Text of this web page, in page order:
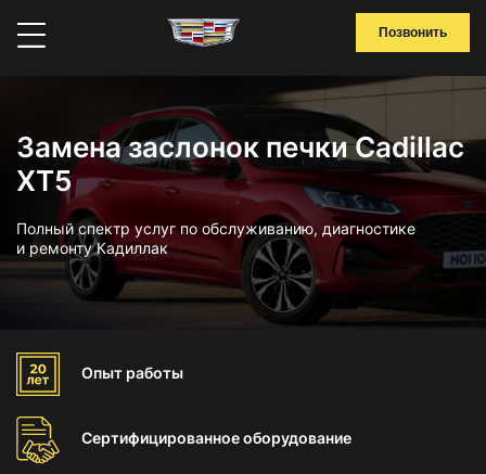
Позвонить
Замена заслонок печки Cadillac
XT5
Полный спектр услуг по обслуживанию, диагностике
и ремонту Кадиллак
Опыт работы
Сертифицированноеоборудование